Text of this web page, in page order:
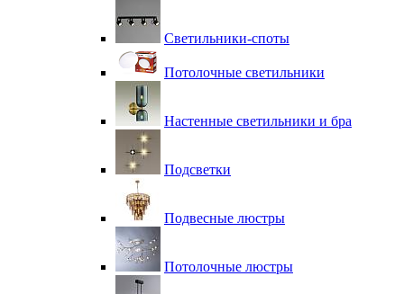
Светильники-споты
Потолочные светильники
Настенные светильники и бра
Подсветки
Подвесные люстры
Потолочные люстры